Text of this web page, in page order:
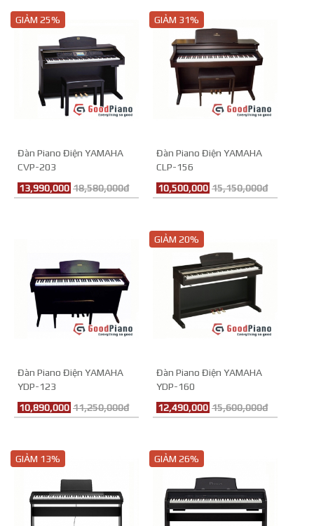
GIẢM 25%
Đàn Piano Điện YAMAHA
CVP-203
13,990,000 18,580,000đ
GIẢM 31%
Đàn Piano Điện YAMAHA
CLP-156
10,500,000 15,150,000đ
Đàn Piano Điện YAMAHA
YDP-123
10,890,000 11,250,000đ
GIẢM 20%
Đàn Piano Điện YAMAHA
YDP-160
12,490,000 15,600,000đ
GIẢM 13% GIẢM 26%